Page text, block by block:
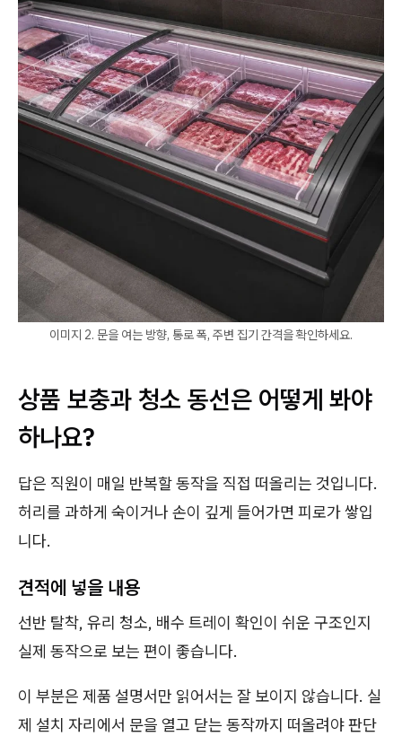
이미지 2. 문을 여는 방향, 통로 폭, 주변 집기 간격을 확인하세요.
상품 보충과 청소 동선은 어떻게 봐야
하나요?
답은 직원이 매일 반복할 동작을 직접 떠올리는 것입니다.
허리를 과하게 숙이거나 손이 깊게 들어가면 피로가 쌓입
니다.
견적에 넣을 내용
선반 탈착, 유리 청소, 배수 트레이 확인이 쉬운 구조인지
실제 동작으로 보는 편이 좋습니다.
이 부분은 제품 설명서만 읽어서는 잘 보이지 않습니다. 실
제 설치 자리에서 문을 열고 닫는 동작까지 떠올려야 판단